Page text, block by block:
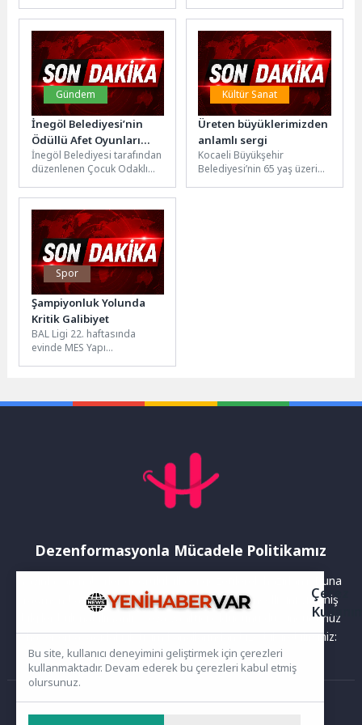
organizasyona ev sahipliği
yaptı....
yılının ilk yarısına ilişkin...
Gündem
İnegöl Belediyesi’nin
Ödüllü Afet Oyunları
Erişime Açıldı
İnegöl Belediyesi tarafından
düzenlenen Çocuk Odaklı
Yarışmasında dereceye
giren 3 oyun...
Kültür Sanat
Üreten büyüklerimizden
anlamlı sergi
Kocaeli Büyükşehir
Belediyesi’nin 65 yaş üzeri
Spor
Şampiyonluk Yolunda
Kritik Galibiyet
BAL Ligi 22. haftasında
evinde MES Yapı
galip ayrılarak...
Dezenformasyonla Mücadele Politikamız
Yayınlanan haberler doğruluk ilkesi gözetilerek hazırlanır. Buna
rağmen bazı içeriklerde eksik, hatalı veya güncelliğini yitirmiş
bilgiler bulunabilir.Yanlış veya yanıltıcı olduğunu düşündüğünüz
haberleri aşağıdaki iletişim kanallarından bize bildirebilirsiniz:
Ana Sayfa
Çerez
Bu site, kullanıcı deneyimini geliştirmek için çerezleri
kullanmaktadır. Devam ederek bu çerezleri kabul etmiş
olursunuz.